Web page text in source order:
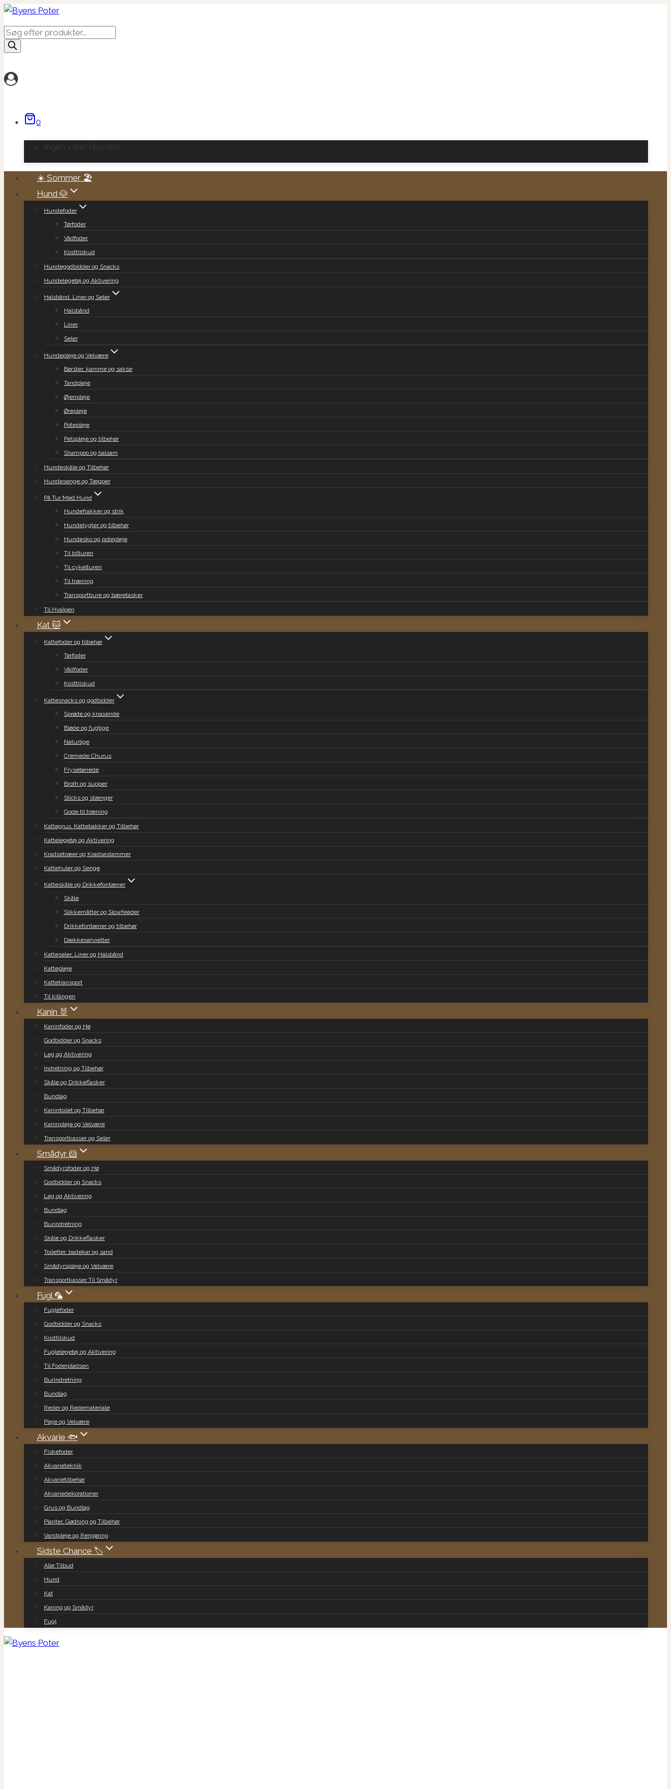
Fortsæt
til
indhold
Products
search
0
Ingen varer i kurven.
☀️ Sommer 🏖️
Hund 🐶
Hundefoder
Tørfoder
Vådfoder
Kosttilskud
Hundegodbidder og Snacks
Hundelegetøj og Aktivering
Halsbånd, Liner og Seler
Halsbånd
Liner
Seler
Hundepleje og Velvære
Børster, kamme og sakse
Tandpleje
Øjenpleje
Ørepleje
Potepleje
Pelspleje og tilbehør
Shampoo og balsam
Hundeskåle og Tilbehør
Hundesenge og Tæpper
På Tur Med Hund
Hundefrakker og strik
Hundelygter og tilbehør
Hundesko og potepleje
Til bilturen
Til cykelturen
Til træning
Transportbure og bæretasker
Til Hvalpen
Kat 🐱
Kattefoder og tilbehør
Tørfoder
Vådfoder
Kosttilskud
Kattesnacks og godbidder
Sprøde og knasende
Bløde og fugtige
Naturlige
Cremede Churus
Frysetørrede
Broth og supper
Sticks og stænger
Gode til træning
Kattegrus, Kattebakker og Tilbehør
Kattelegetøj og Aktivering
Kradsetræer og Kradsestammer
Kattehuler og Senge
Katteskåle og Drikkefontæner
Skåle
Slikkemåtter og Slowfeeder
Drikkefontæner og tilbehør
Dækkeservietter
Katteseler, Liner og Halsbånd
Kattepleje
Kattetransport
Til killingen
Kanin 🐰
Kaninfoder og Hø
Godbidder og Snacks
Leg og Aktivering
Indretning og Tilbehør
Skåle og Drikkeflasker
Bundlag
Kanintoilet og Tilbehør
Kaninpleje og Velvære
Transportkasser og Seler
Smådyr 🐹
Smådyrsfoder og Hø
Godbidder og Snacks
Leg og Aktivering
Bundlag
Burindretning
Skåle og Drikkeflasker
Toiletter, badekar og sand
Smådyrspleje og Velvære
Transportkasser Til Smådyr
Fugl 🦜
Fuglefoder
Godbidder og Snacks
Kosttilskud
Fuglelegetøj og Aktivering
Til Foderpladsen
Burindretning
Bundlag
Reder og Redemateriale
Pleje og Velvære
Akvarie 🐟
Fiskefoder
Akvarieteknik
Akvarietilbehør
Akvariedekorationer
Grus og Bundlag
Planter, Gødning og Tilbehør
Vandpleje og Rengøring
Sidste Chance 🏷️
Alle Tilbud
Hund
Kat
Kaning og Smådyr
Fugl